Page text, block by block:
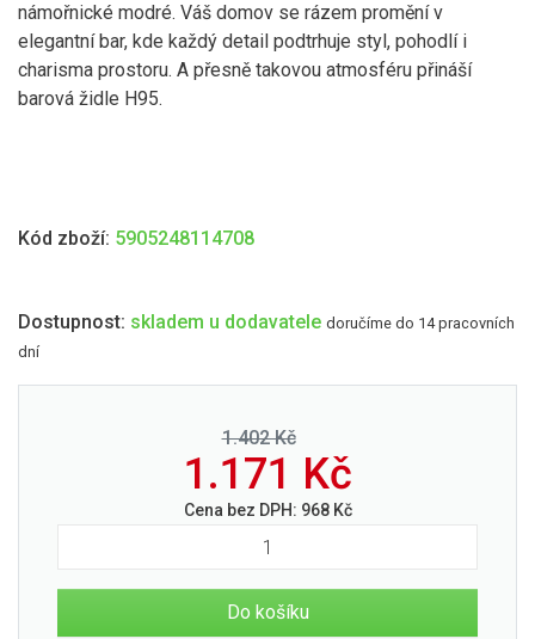
námořnické modré. Váš domov se rázem promění v
elegantní bar, kde každý detail podtrhuje styl, pohodlí i
charisma prostoru. A přesně takovou atmosféru přináší
barová židle H95.
Kód zboží: 5905248114708
Dostupnost: skladem u dodavatele doručíme do 14 pracovních
dní
1.402 Kč
1.171 Kč
Cena bez DPH: 968Kč
Do košíku